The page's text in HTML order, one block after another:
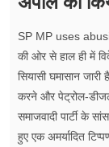
उत्तर प्रदेश
गैलरी
वीडियो
रिलेशनशिप
SP MP uses
की ओर से हाल ही में
सियासी घमासान
करने और पेट्रोल-
समाजवादी पार्टी के
हुए एक अमर्यादित